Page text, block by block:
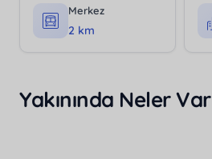
Merkez
2 km
Yakınında Neler Var